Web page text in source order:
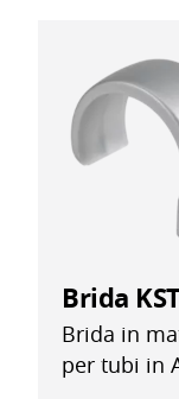
Brida
Brida in
per tubi in